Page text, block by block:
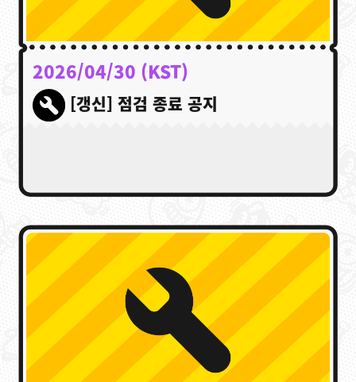
Ninjala란?
Ninjala란?
플레이 방법
닌자 껌
스테이지
시즌 정보
공지사항
2026/04/30 (KST)
[갱신] 점검 종료 공지